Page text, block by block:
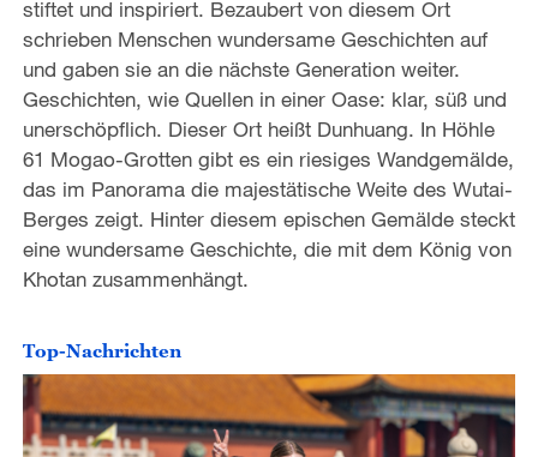
V
i
d
e
o
stiftet und inspiriert. Bezaubert von diesem Ort
schrieben Menschen wundersame Geschichten auf
und gaben sie an die nächste Generation weiter.
Geschichten, wie Quellen in einer Oase: klar, süß und
unerschöpflich. Dieser Ort heißt Dunhuang. In Höhle
61 Mogao-Grotten gibt es ein riesiges Wandgemälde,
das im Panorama die majestätische Weite des Wutai-
Berges zeigt. Hinter diesem epischen Gemälde steckt
eine wundersame Geschichte, die mit dem König von
Khotan zusammenhängt.
Top-Nachrichten